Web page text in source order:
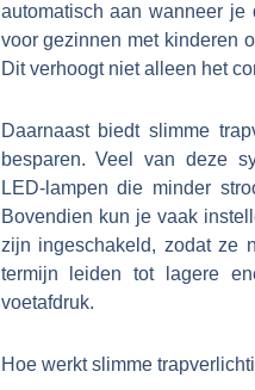
automatisch aan wanneer
voor gezinnen met kinderen
Dit verhoogt niet alleen het
Daarnaast biedt slimme
besparen. Veel van deze
LED-lampen die minder
Bovendien kun je vaak
zijn ingeschakeld, zodat ze
termijn leiden tot lagere
voetafdruk.
Hoe werkt slimme